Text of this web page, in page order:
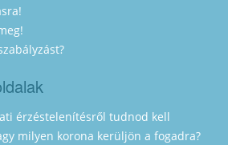
érzéstelenítésről tudnod kell
milyen korona kerüljön a fogadra?